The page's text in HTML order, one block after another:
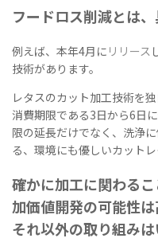
フードロス削減とは
例えば、本年4月に リリース
技術があります。
レタスのカット加工技術を
消費期限である3日から6日
限の延長だけでなく、洗浄
る、環境にも優しいカットレ
確かに加工に関わる
加価値開発の可能性は
それ以外の取り組み